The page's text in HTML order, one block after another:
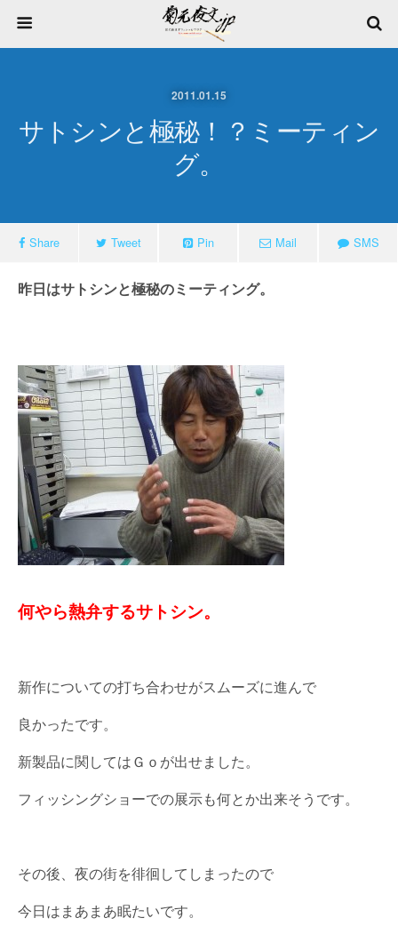
2011.01.15
サトシンと極秘！？ミーティン
グ。
Share Tweet Pin Mail SMS
昨日はサトシンと極秘のミーティング。
何やら熱弁するサトシン。
新作についての打ち合わせがスムーズに進んで
良かったです。
新製品に関してはＧｏが出せました。
フィッシングショーでの展示も何とか出来そうです。
その後、夜の街を徘徊してしまったので
今日はまあまあ眠たいです。